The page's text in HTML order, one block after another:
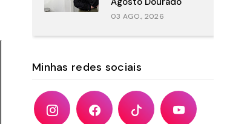
03 AGO., 2026
Minhas redes sociais